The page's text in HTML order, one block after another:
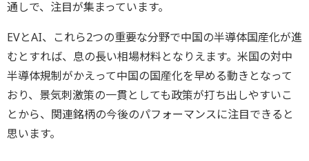
通しで、注目が集まっています。
EVとAI、これら2つの重要な分野で中国の半導体国産化が進
むとすれば、息の長い相場材料となりえます。米国の対中
半導体規制がかえって中国の国産化を早める動きとなって
おり、景気刺激策の一貫としても政策が打ち出しやすいこ
とから、関連銘柄の今後のパフォーマンスに注目できると
思います。